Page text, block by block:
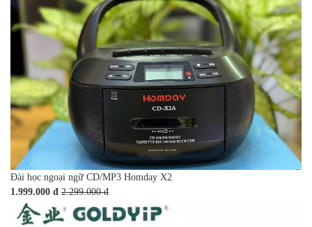
Đài học ngoại ngữ CD/MP3 Homday X2
1.999.000 đ 2.299.000 đ